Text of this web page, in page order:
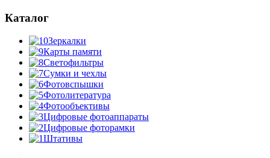
Каталог
Зеркалки
Карты памяти
Светофильтры
Сумки и чехлы
Фотовспышки
Фотолитература
Фотообъективы
Цифровые фотоаппараты
Цифровые фоторамки
Штативы